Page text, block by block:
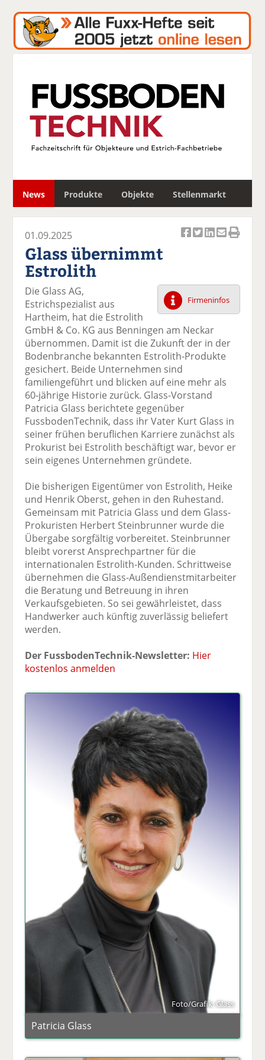
News Produkte Objekte Stellenmarkt
c
el
a
uf
F
ac
e
b
o
o
k
te
il
e
n
el
t
wi
tt
er
n
el
a
uf
n
k
e
n
te
il
e
n
el
p
er
m
ai
l
v
er
d
e
n
el
D
ru
n
01.09.2025
Glass übernimmt
Estrolith
Firmeninfos
Die Glass AG,
Estrichspezialist aus
Hartheim, hat die Estrolith
GmbH & Co. KG aus Benningen am Neckar
übernommen. Damit ist die Zukunft der in der
Bodenbranche bekannten Estrolith-Produkte
gesichert. Beide Unternehmen sind
familiengeführt und blicken auf eine mehr als
60-jährige Historie zurück. Glass-Vorstand
Patricia Glass berichtete gegenüber
FussbodenTechnik, dass ihr Vater Kurt Glass in
seiner frühen beruflichen Karriere zunächst als
Prokurist bei Estrolith beschäftigt war, bevor er
sein eigenes Unternehmen gründete.
Die bisherigen Eigentümer von Estrolith, Heike
und Henrik Oberst, gehen in den Ruhestand.
Gemeinsam mit Patricia Glass und dem Glass-
Prokuristen Herbert Steinbrunner wurde die
Übergabe sorgfältig vorbereitet. Steinbrunner
bleibt vorerst Ansprechpartner für die
internationalen Estrolith-Kunden. Schrittweise
übernehmen die Glass-Außendienstmitarbeiter
die Beratung und Betreuung in ihren
Verkaufsgebieten. So sei gewährleistet, dass
Handwerker auch künftig zuverlässig beliefert
werden.
Der FussbodenTechnik-Newsletter: Hier
kostenlos anmelden
Foto/Grafik: Glass
Patricia Glass